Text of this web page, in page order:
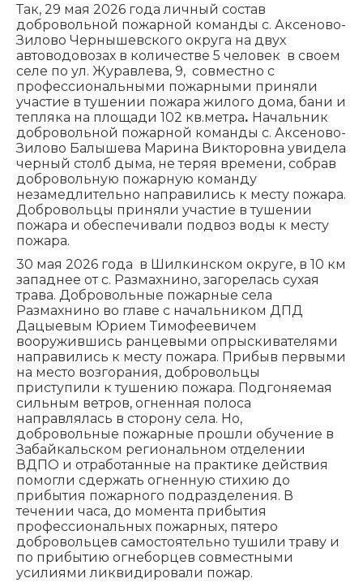
Так, 29 мая 2026 года личный состав
добровольной пожарной команды с. Аксеново-
Зилово Чернышевского округа на двух
автоводовозах в количестве 5 человек в своем
селе по ул. Журавлева, 9, совместно с
профессиональными пожарными приняли
участие в тушении пожара жилого дома, бани и
тепляка на площади 102 кв.метра. Начальник
добровольной пожарной команды с. Аксеново-
Зилово Балышева Марина Викторовна увидела
черный столб дыма, не теряя времени, собрав
добровольную пожарную команду
незамедлительно направились к месту пожара.
Добровольцы приняли участие в тушении
пожара и обеспечивали подвоз воды к месту
пожара.
30 мая 2026 года в Шилкинском округе, в 10 км
западнее от с. Размахнино, загорелась сухая
трава. Добровольные пожарные села
Размахнино во главе с начальником ДПД
Дацыевым Юрием Тимофеевичем
вооружившись ранцевыми опрыскивателями
направились к месту пожара. Прибыв первыми
на место возгорания, добровольцы
приступили к тушению пожара. Подгоняемая
сильным ветров, огненная полоса
направлялась в сторону села. Но,
добровольные пожарные прошли обучение в
Забайкальском региональном отделении
ВДПО и отработанные на практике действия
помогли сдержать огненную стихию до
прибытия пожарного подразделения. В
течении часа, до момента прибытия
профессиональных пожарных, пятеро
добровольцев самостоятельно тушили траву и
по прибытию огнеборцев совместными
усилиями ликвидировали пожар.